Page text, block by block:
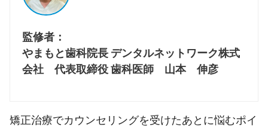
監修者：
やまもと歯科院長 デンタルネットワーク株式
会社 代表取締役 歯科医師 山本 伸彦
矯正治療でカウンセリングを受けたあとに悩むポイ